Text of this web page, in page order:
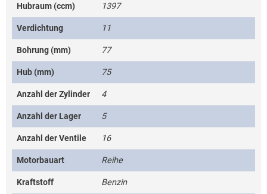
Hubraum (ccm) 1397
Verdichtung 11
Bohrung (mm) 77
Hub (mm) 75
Anzahl der Zylinder 4
Anzahl der Lager 5
Anzahl der Ventile 16
Motorbauart Reihe
Kraftstoff Benzin